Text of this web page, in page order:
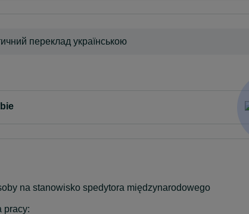
переклад українською
na stanowisko spedytora międzynarodowego
pracy: